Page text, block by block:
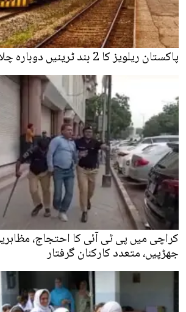
پاکستان ریلویز کا 2 بند ٹرینیں دوبارہ چلانے کا اعلان
کراچی میں پی ٹی آئی کا احتجاج،
جھڑپیں، متعدد کارکنان گرفتار